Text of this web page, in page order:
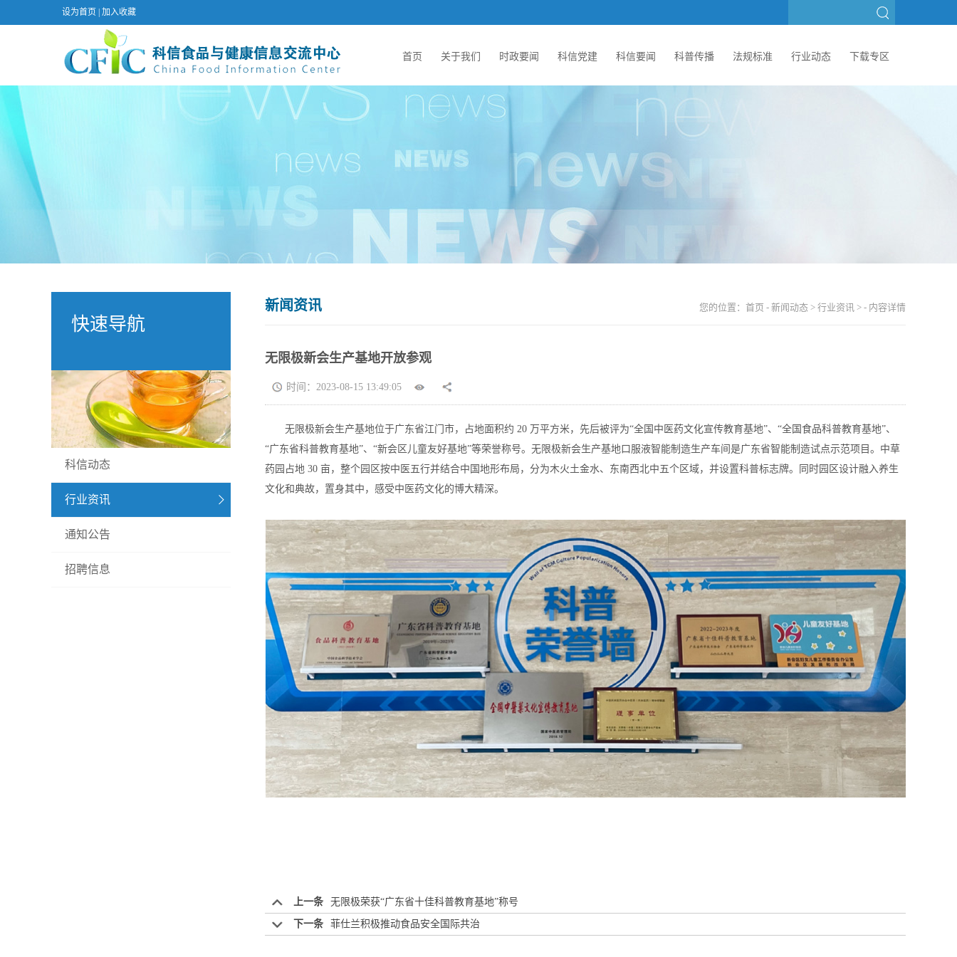
设为首页 加入收藏
首页 关于我们 时政要闻 科信党建 科信要闻 科普传播 法规标准 行业动态 下载专区
快速导航
科信动态
行业资讯
通知公告
招聘信息
您的位置： 首页 - 新闻动态 > 行业资讯 > - 内容详情
新闻资讯
无限极新会生产基地开放参观
时间：2023-08-15 13:49:05
无限极新会生产基地位于广东省江门市，占地面积约 20 万平方米，先后被评为“全国中医药文化宣传教育基地”、“全国食品科普教育基地”、
“广东省科普教育基地”、“新会区儿童友好基地”等荣誉称号。无限极新会生产基地口服液智能制造生产车间是广东省智能制造试点示范项目。中草
药园占地 30 亩，整个园区按中医五行并结合中国地形布局，分为木火土金水、东南西北中五个区域，并设置科普标志牌。同时园区设计融入养生
文化和典故，置身其中，感受中医药文化的博大精深。
上一条 无限极荣获“广东省十佳科普教育基地”称号
下一条 菲仕兰积极推动食品安全国际共治